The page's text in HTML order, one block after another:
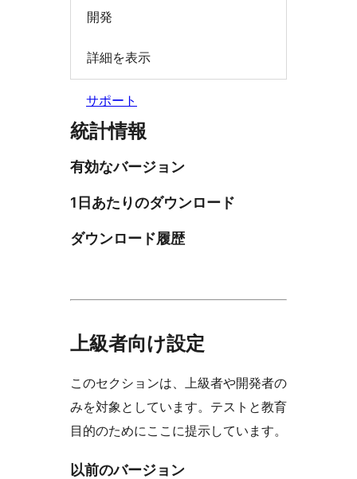
開発
詳細を表示
サポート
統計情報
有効なバージョン
1日あたりのダウンロード
ダウンロード履歴
上級者向け設定
このセクションは、上級者や開発者の
みを対象としています。テストと教育
目的のためにここに提示しています。
以前のバージョン